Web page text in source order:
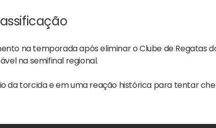
na temporada após eliminar oClube de Regatas
na semifinal regional.
da torcida e em uma reação histórica para tentar